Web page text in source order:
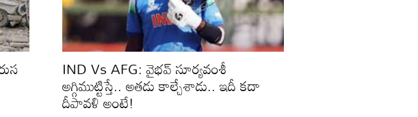
IND Vs AFG: వైభవ్ సూర్యవంశీ
అగ్గిముట్టిస్తే.. అతడు కాల్చేశాడు.. ఇదీ కదా
దీపావళి అంటే!